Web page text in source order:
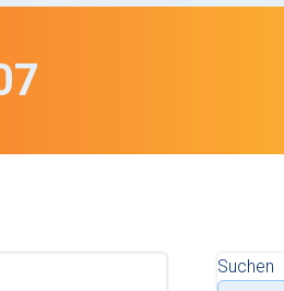
Suchen